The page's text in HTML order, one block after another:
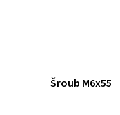
Šroub M6x55